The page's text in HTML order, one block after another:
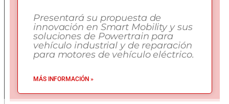
Presentará su propuesta de
innovación en Smart Mobility y sus
soluciones de Powertrain para
vehículo industrial y de reparación
para motores de vehículo eléctrico.
MÁS INFORMACIÓN »